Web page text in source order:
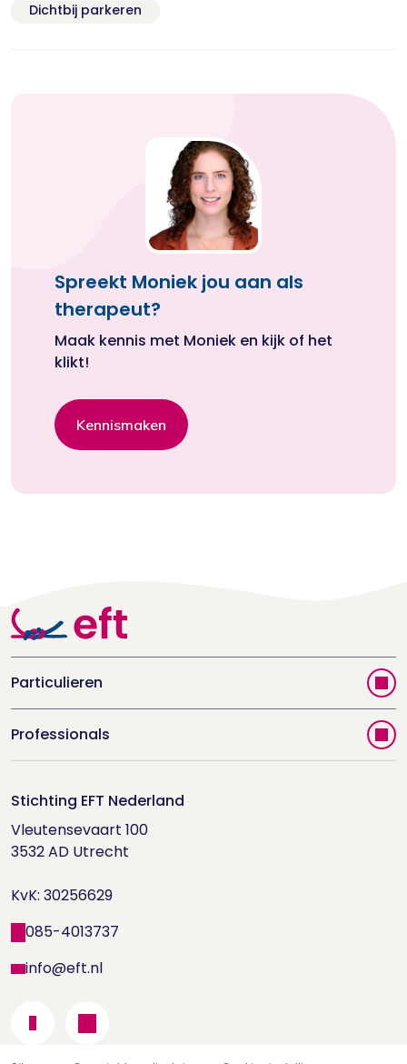
Dichtbij parkeren
Spreekt Moniek jou aan als
therapeut?
Maak kennis met Moniek en kijk of het
klikt!
Kennismaken
Particulieren
Vind jouw therapeut
Videoportal
Doe de relatietest
Houd me Vast-bijeenkomsten
Professionals
Trainingen
Supervisorenlijst
Nieuwsbrief ontvangen?
Wetenschappelijk onderzoek
Stichting EFT Nederland
Vleutensevaart 100
3532 AD Utrecht
KvK: 30256629
085-4013737
info@eft.nl